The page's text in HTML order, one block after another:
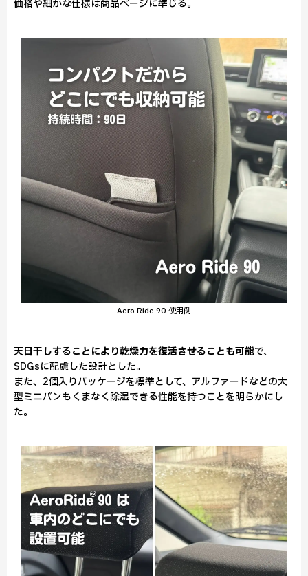
価格や細かな仕様は商品ページに準じる。
Aero Ride 90 使用例
天日干しすることにより乾燥力を復活させることも可能で、
SDGsに配慮した設計とした。
また、2個入りパッケージを標準として、アルファードなどの大
型ミニバンもくまなく除湿できる性能を持つことを明らかにし
た。